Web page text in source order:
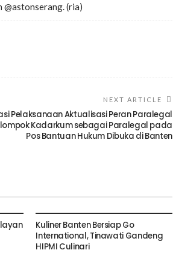
(ria)
NEXT ARTICLE
Pelaksanaan Aktualisasi Peran Paralegal
Kadarkum sebagai Paralegal pada
Pos Bantuan Hukum Dibuka di Banten
Kuliner Banten Bersiap Go
International, Tinawati Gandeng
HIPMI Culinari